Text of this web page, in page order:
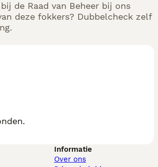
de Raad van Beheer bij ons
deze fokkers? Dubbelcheck zelf
Informatie
Over ons